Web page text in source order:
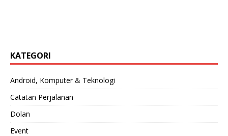
KATEGORI
Android, Komputer & Teknologi
Catatan Perjalanan
Dolan
Event